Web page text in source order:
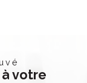
votre